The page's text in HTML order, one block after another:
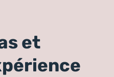
et